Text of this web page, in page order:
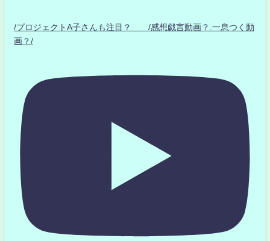
/プロジェクトA子さんも注目？ /感想戯言動画？.一息つく動
画？/